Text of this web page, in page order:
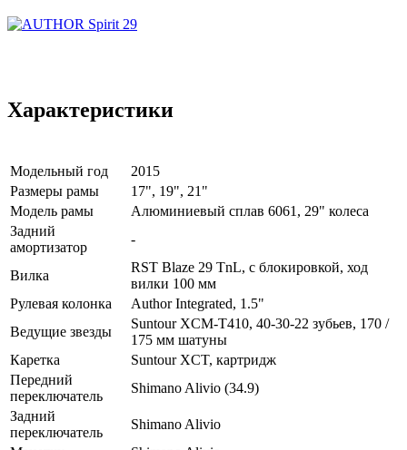
Характеристики
Модельный год
2015
Размеры рамы
17", 19", 21"
Модель рамы
Алюминиевый сплав 6061, 29" колеса
Задний
амортизатор
-
Вилка
RST Blaze 29 TnL, с блокировкой, ход
вилки 100 мм
Рулевая колонка
Author Integrated, 1.5"
Ведущие звезды
Suntour XCM-T410, 40-30-22 зубьев, 170 /
175 мм шатуны
Каретка
Suntour XCT, картридж
Передний
переключатель
Shimano Alivio (34.9)
Задний
переключатель
Shimano Alivio